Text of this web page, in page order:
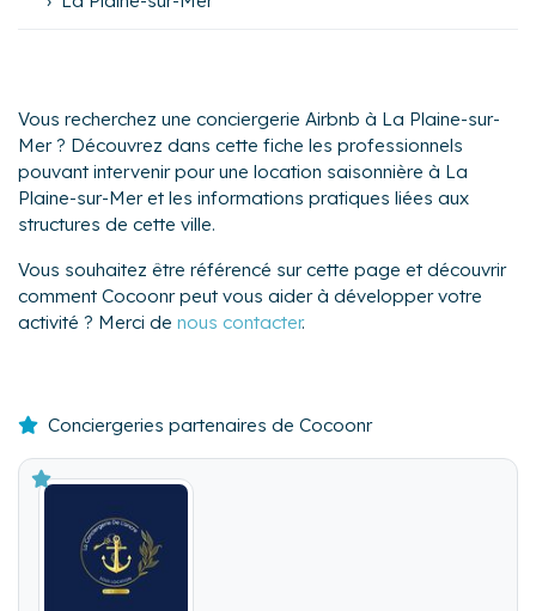
Vous recherchez une conciergerie Airbnb à La Plaine-sur-
Mer ? Découvrez dans cette fiche les professionnels
pouvant intervenir pour une location saisonnière à La
Plaine-sur-Mer et les informations pratiques liées aux
structures de cette ville.
Vous souhaitez être référencé sur cette page et découvrir
comment Cocoonr peut vous aider à développer votre
activité ? Merci de nous contacter.
Conciergeries partenaires de Cocoonr